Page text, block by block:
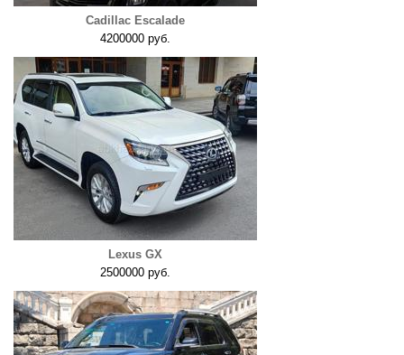
Cadillac Escalade
4200000 руб.
Lexus GX
2500000 руб.